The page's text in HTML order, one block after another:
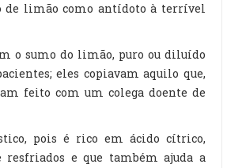
de limão como antídoto à terrível
o sumo do limão, puro ou diluído
eles copiavam aquilo que,
feito com um colega doente de
pois é rico em ácido cítrico,
e que também ajuda a